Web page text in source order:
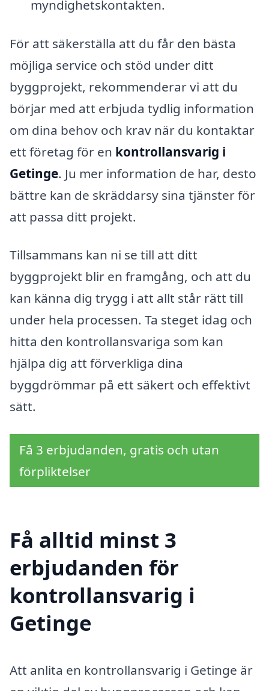
myndighetskontakten.
För att säkerställa att du får den bästa
möjliga service och stöd under ditt
byggprojekt, rekommenderar vi att du
börjar med att erbjuda tydlig information
om dina behov och krav när du kontaktar
ett företag för en kontrollansvarig i
Getinge. Ju mer information de har, desto
bättre kan de skräddarsy sina tjänster för
att passa ditt projekt.
Tillsammans kan ni se till att ditt
byggprojekt blir en framgång, och att du
kan känna dig trygg i att allt står rätt till
under hela processen. Ta steget idag och
hitta den kontrollansvariga som kan
hjälpa dig att förverkliga dina
byggdrömmar på ett säkert och effektivt
sätt.
Få 3 erbjudanden, gratis och utan
förpliktelser
Få alltid minst 3
erbjudanden för
kontrollansvarig i
Getinge
Att anlita en kontrollansvarig i Getinge är